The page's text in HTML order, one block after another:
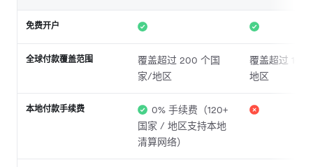
免费开户
全球付款覆盖范围
覆盖超过 200 个国
家/地区
覆盖超过 160
地区
本地付款手续费
0% 手续费（120+
国家 / 地区支持本地
清算网络）